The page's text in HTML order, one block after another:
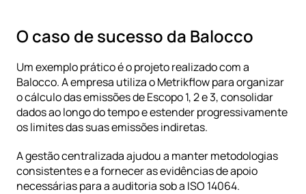
O caso de sucesso da Balocco
Um exemplo prático é o projeto realizado com a
Balocco. A empresa utiliza o Metrikflow para organizar
o cálculo das emissões de Escopo 1, 2 e 3, consolidar
dados ao longo do tempo e estender progressivamente
os limites das suas emissões indiretas.
A gestão centralizada ajudou a manter metodologias
consistentes e a fornecer as evidências de apoio
necessárias para a auditoria sob a ISO 14064.